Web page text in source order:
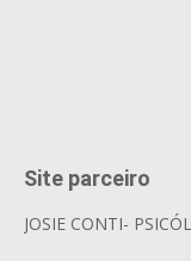
Site parceiro
JOSIE CONTI-